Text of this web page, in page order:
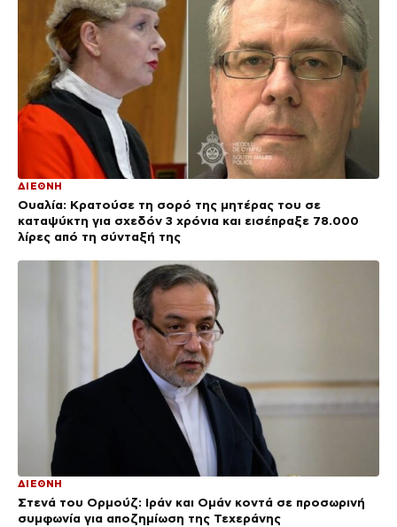
ΔΙΕΘΝΗ
Ουαλία: Κρατούσε τη σορό της μητέρας του σε
καταψύκτη για σχεδόν 3 χρόνια και εισέπραξε 78.000
λίρες από τη σύνταξή της
ΔΙΕΘΝΗ
Στενά του Ορμούζ: Ιράν και Ομάν κοντά σε προσωρινή
συμφωνία για αποζημίωση της Τεχεράνης